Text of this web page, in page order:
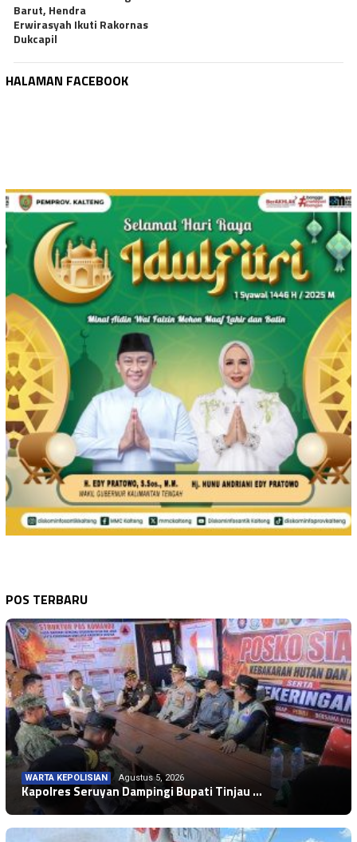
Barut, Hendra
Erwirasyah Ikuti Rakornas
Dukcapil
HALAMAN FACEBOOK
POS TERBARU
WARTA KEPOLISIAN Agustus 5, 2026
Kapolres Seruyan Dampingi Bupati Tinjau …
WARTA KEPOLISIAN Agustus 5, 2026
Polres Seruyan Amankan Lanjutan Piala Bu…